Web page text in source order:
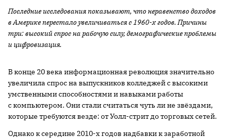
Последние исследования показывают, что неравенство доходов
в Америке перестало увеличиваться с 1960-х годов. Причины
три: высокий спрос на рабочую силу, демографические проблемы
и цифровизация.
В конце 20 века информационная революция значительно
увеличила спрос на выпускников колледжей с высокими
умственными способностями и навыками работы
с компьютером. Они стали считаться чуть ли не звёздами,
которые требуются везде: от Уолл-стрит до торговых сетей.
Однако к середине 2010-х годов надбавки к заработной